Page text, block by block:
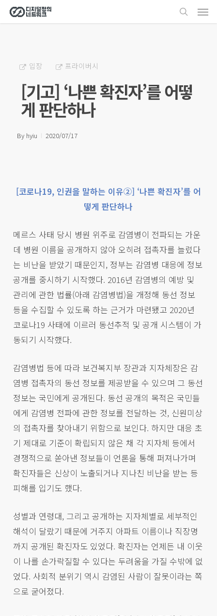
Skip
to
search
입장 프라이버시
[기고] ‘나쁜 확진자’를 어떻
게 판단하나
By hyiu 2020/07/17
[코로나19, 인권을 말하는 이유②] ‘나쁜 확진자’를 어
떻게 판단하나
메르스 사태 당시 병원 위주로 감염병이 전파되는 가운
데 병원 이름을 공개하지 않아 오히려 접촉자를 늘렸다
는 비난을 받았기 때문인지, 정부는 감염병 대응에 정보
공개를 중시하기 시작했다. 2016년 감염병의 예방 및
관리에 관한 법률(아래 감염병법)을 개정해 동선 정보
등을 수집할 수 있도록 하는 근거가 마련됐고 2020년
코로나19 사태에 이르러 동선추적 및 공개 시스템이 가
동되기 시작했다.
감염병법 등에 따라 보건복지부 장관과 지자체장은 감
염병 접촉자의 동선 정보를 제공받을 수 있으며 그 동선
정보는 국민에게 공개된다. 동선 공개의 목적은 국민들
에게 감염병 전파에 관한 정보를 전달하는 것, 신원미상
의 접촉자를 찾아내기 위함으로 보인다. 하지만 대응 초
기 제대로 기준이 확립되지 않은 채 각 지자체 등에서
경쟁적으로 쏟아낸 정보들이 언론을 통해 퍼져나가며
확진자들은 신상이 노출되거나 지나친 비난을 받는 등
피해를 입기도 했다.
성별과 연령대, 그리고 공개하는 지자체별로 세부적인
해석이 달랐기 때문에 거주지 아파트 이름이나 직장명
까지 공개된 확진자도 있었다. 확진자는 언제든 내 이웃
이 나를 손가락질할 수 있다는 두려움을 가질 수밖에 없
었다. 사회적 분위기 역시 감염된 사람이 잘못이라는 쪽
으로 굳어졌다.